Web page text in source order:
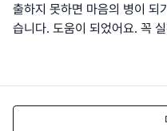
출하지 못하면 마음의 병이 되
습니다. 도움이 되었어요. 꼭